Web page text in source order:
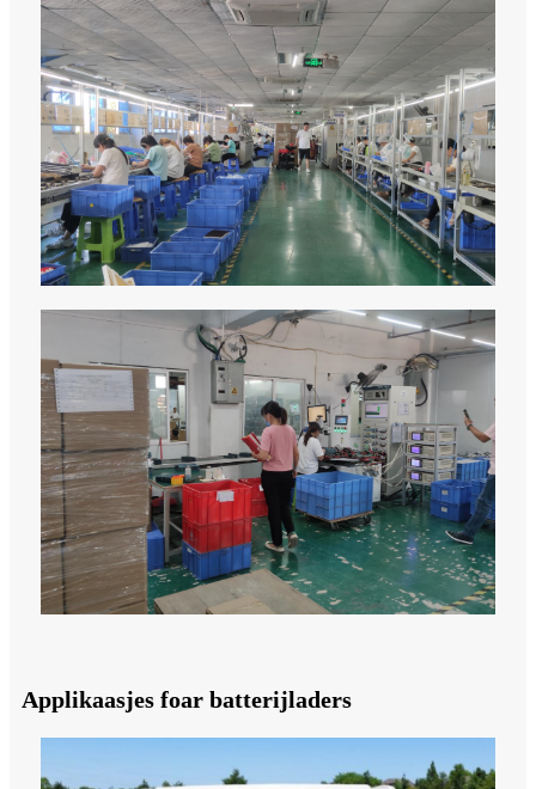
Applikaasjes foar batterijladers